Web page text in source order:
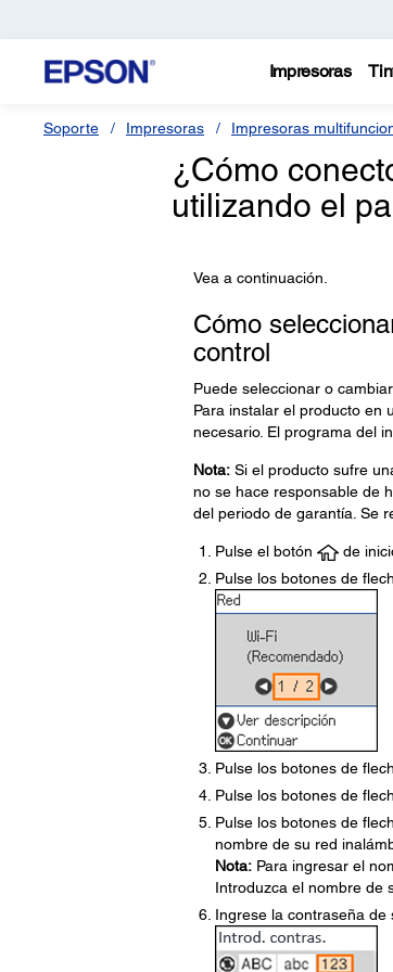
Impresoras
Soporte Impresoras Impresoras
¿Cómo
utilizando el
Vea a continuación.
Cómo
control
Puede seleccionar o
Para instalar el producto en
necesario. El programa del
Nota:Si el producto sufre
no se hace responsable de
del periodo de garantía. Se
Pulse el botón
de
Pulse los botones de
Pulse los botones de
Pulse los botones de
Pulse los botones de
nombre de su red
Nota:Para ingresar el
Introduzca el nombre de
Ingrese la contraseña de